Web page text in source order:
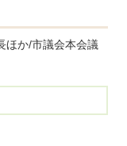
ほか/市議会本会議